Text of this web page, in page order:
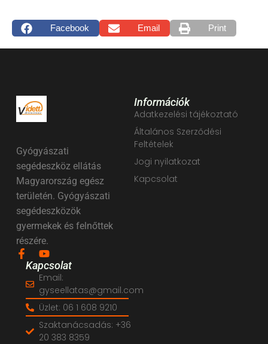
Facebook Email Print
Gyógyászati
segédeszköz ellátás
Magyarország egész
területén. Gyógyászati
segédeszközök
gyermekek és felnőttek
részére.
Információk
Adatkezelési tájékoztató
Általános Szerződési
Feltételek
Jogi nyilatkozat
Kapcsolat
Kapcsolat
Email:
gyseellatas@gmail.com
Üzlet: 06 1 608 9210
Szaktanácsadás: +36
20 383 8359